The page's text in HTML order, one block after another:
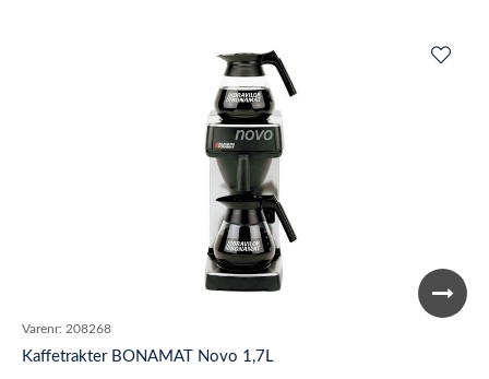
Varenr: 208268
Kaffetrakter BONAMAT Novo 1,7L